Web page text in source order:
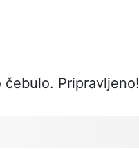
Pripravljeno!